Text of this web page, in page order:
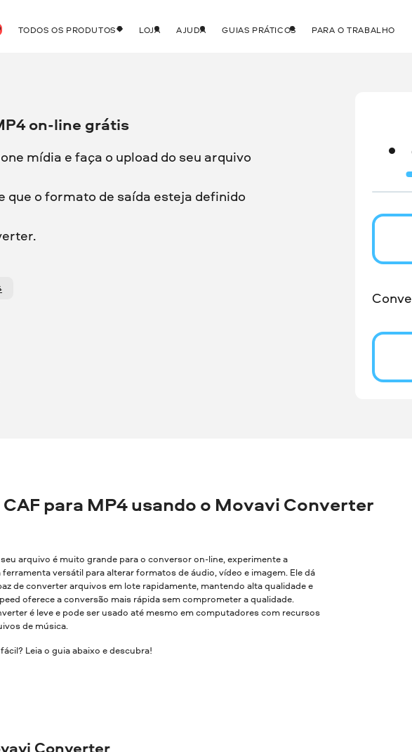
TODOS OS PRODUTOS LOJA AJUDA GUIAS PRÁTICOS PARA O TRABALHO
on-line grátis
mídia e faça o upload do seu arquivo
que o formato de saída esteja definido
para MP4 usando o Movavi Converter
arquivo é muito grande para o conversor on-line, experimente a
versátil para alterar formatos de áudio, vídeo e imagem. Ele dá
de converter arquivos em lote rapidamente, mantendo alta qualidade e
oferece a conversão mais rápida sem comprometer a qualidade.
é leve e pode ser usado até mesmo em computadores com recursos
de música.
Leia o guia abaixo e descubra!